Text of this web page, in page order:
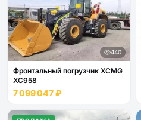
440
Фронтальный погрузчик XCMG
XC958
7 099 047 ₽